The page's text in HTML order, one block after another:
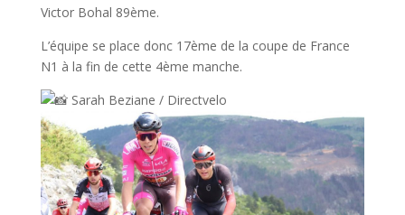
Victor Bohal 89ème.
L’équipe se place donc 17ème de la coupe de France
N1 à la fin de cette 4ème manche.
Sarah Beziane / Directvelo